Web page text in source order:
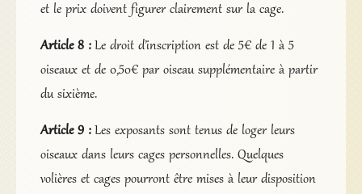
et le prix doivent figurer clairement sur la cage.
Article 8 : Le droit d’inscription est de 5€ de 1 à 5
oiseaux et de 0,50€ par oiseau supplémentaire à partir
du sixième.
Article 9 : Les exposants sont tenus de loger leurs
oiseaux dans leurs cages personnelles. Quelques
volières et cages pourront être mises à leur disposition